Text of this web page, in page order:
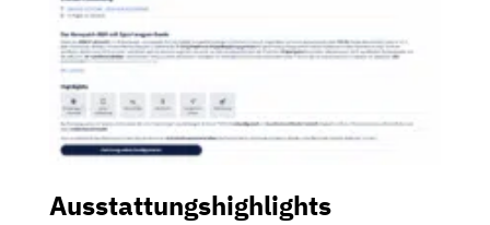
Ausstattungshighlights